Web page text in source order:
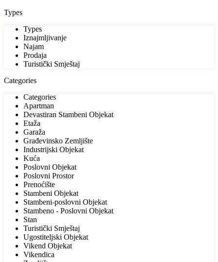
Types
Types
Iznajmljivanje
Najam
Prodaja
Turistički Smještaj
Categories
Categories
Apartman
Devastiran Stambeni Objekat
Etaža
Garaža
Građevinsko Zemljište
Industrijski Objekat
Kuća
Poslovni Objekat
Poslovni Prostor
Prenoćište
Stambeni Objekat
Stambeni-poslovni Objekat
Stambeno - Poslovni Objekat
Stan
Turistički Smještaj
Ugostiteljski Objekat
Vikend Objekat
Vikendica